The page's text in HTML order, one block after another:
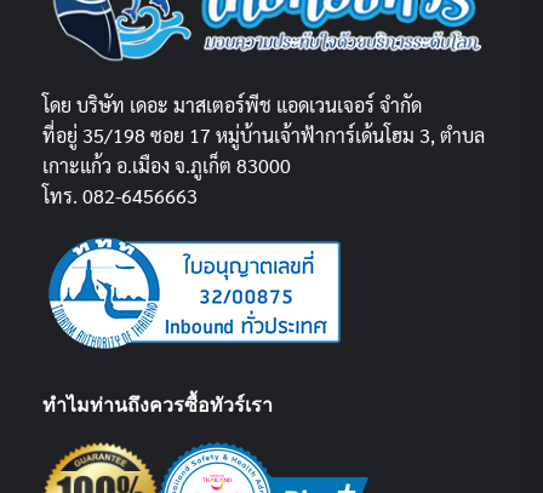
โดย บริษัท เดอะ มาสเตอร์พีช แอดเวนเจอร์ จำกัด
ที่อยู่ 35/198 ซอย 17 หมู่บ้านเจ้าฟ้าการ์เด้นโฮม 3, ตำบล
เกาะแก้ว อ.เมือง จ.ภูเก็ต 83000
โทร. 082-6456663
ทำไมท่านถึงควรซื้อทัวร์เรา